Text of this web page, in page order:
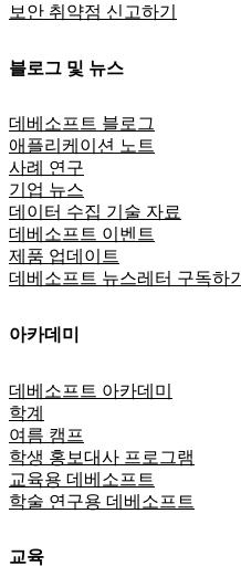
보안 취약점 신고하기
블로그 및 뉴스
데베소프트 블로그
애플리케이션 노트
사례 연구
기업 뉴스
데이터 수집 기술 자료
데베소프트 이벤트
제품 업데이트
데베소프트 뉴스레터 구독하기
아카데미
데베소프트 아카데미
학계
여름 캠프
학생 홍보대사 프로그램
교육용 데베소프트
학술 연구용 데베소프트
교육